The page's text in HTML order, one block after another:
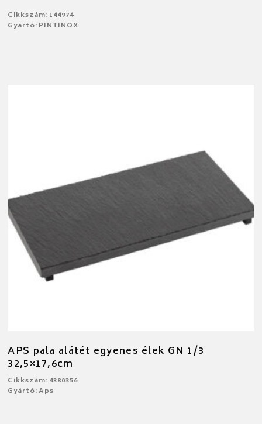
Cikkszám: 144974
Gyártó: PINTINOX
APS pala alátét egyenes élek GN 1/3
32,5×17,6cm
Cikkszám: 4380356
Gyártó: Aps